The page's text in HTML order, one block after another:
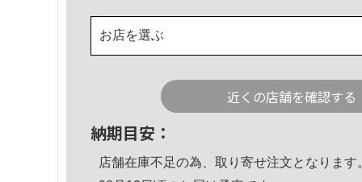
お店を選ぶ
近くの店舗を確認する
納期目安：
店舗在庫不足の為、取り寄せ注文となります